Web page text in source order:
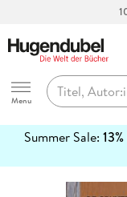
Hugendubel
Menu
Summer Sale:
erfahren